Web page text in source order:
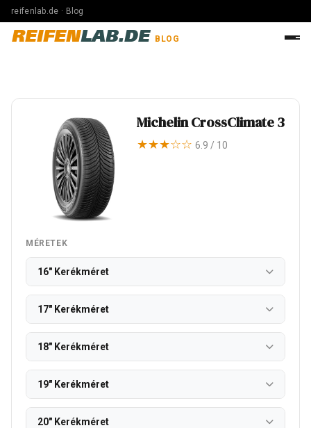
reifenlab.de · Blog
REIFENLAB.DE BLOG
Michelin CrossClimate 3
★★★☆☆ 6.9 / 10
MÉRETEK
16" Kerékméret
17" Kerékméret
18" Kerékméret
19" Kerékméret
20" Kerékméret